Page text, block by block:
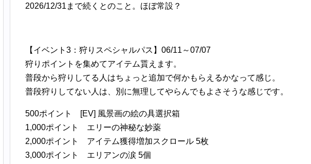
2026/12/31まで続くとのこと。ほぼ常設？
【イベント3：狩りスペシャルパス】06/11～07/07
狩りポイントを集めてアイテム貰えます。
普段から狩りしてる人はちょっと追加で何かもらえるかなって感じ。
普段狩りしてない人は、別に無理してやらんでもよさそうな感じです。
500ポイント [EV] 風景画の絵の具選択箱
1,000ポイント エリーの神秘な妙薬
2,000ポイント アイテム獲得増加スクロール 5枚
3,000ポイント エリアンの涙 5個